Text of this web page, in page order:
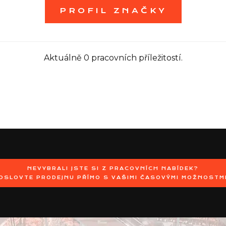
PROFIL ZNAČKY
Aktuálně 0 pracovních příležitostí.
NEVYBRALI JSTE SI Z PRACOVNÍCH NABÍDEK?
PRODEJNU PŘÍMO S VAŠIMI ČASOVÝMI